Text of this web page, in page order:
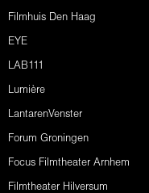
Filmhuis Den Haag
EYE
LAB111
Lumière
LantarenVenster
Forum Groningen
Focus Filmtheater Arnhem
Filmtheater Hilversum